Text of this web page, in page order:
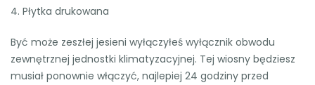
4. Płytka drukowana
Być może zeszłej jesieni wyłączyłeś wyłącznik obwodu
zewnętrznej jednostki klimatyzacyjnej. Tej wiosny będziesz
musiał ponownie włączyć, najlepiej 24 godziny przed